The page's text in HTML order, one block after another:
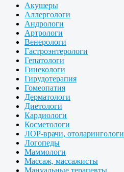
Акушеры
Аллергологи
Андрологи
Артрологи
Венерологи
Гастроэнтерологи
Гепатологи
Гинекологи
Гирудотерапия
Гомеопатия
Дерматологи
Диетологи
Кардиологи
Косметологи
ЛОР-врачи, отоларингологи
Логопеды
Маммологи
Массаж, массажисты
Мануальные терапевты